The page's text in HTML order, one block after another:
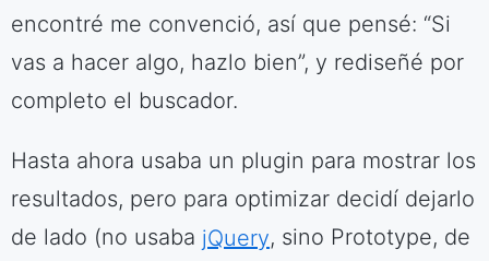
encontré me convenció, así que pensé: “Si
vas a hacer algo, hazlo bien”, y rediseñé por
completo el buscador.
Hasta ahora usaba un plugin para mostrar los
resultados, pero para optimizar decidí dejarlo
de lado (no usaba jQuery, sino Prototype, de